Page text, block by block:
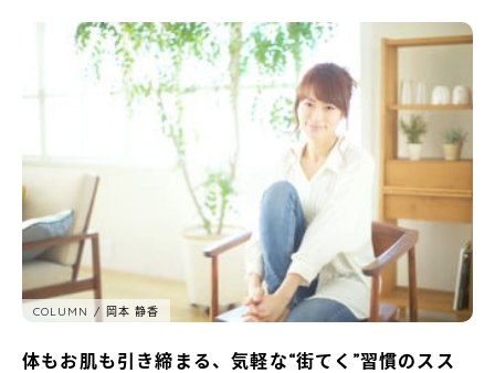
COLUMN 岡本 静香
体もお肌も引き締まる、気軽な“街てく”習慣のスス